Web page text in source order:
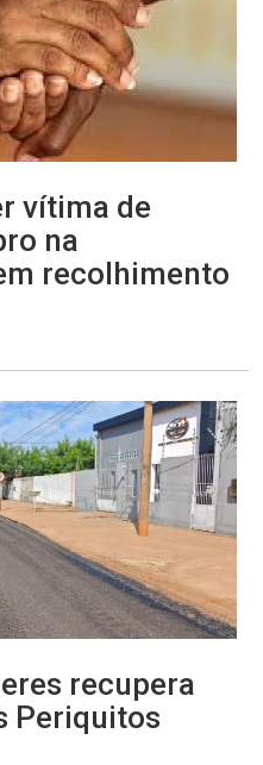
vítima de
na
recolhimento
recupera
Periquitos